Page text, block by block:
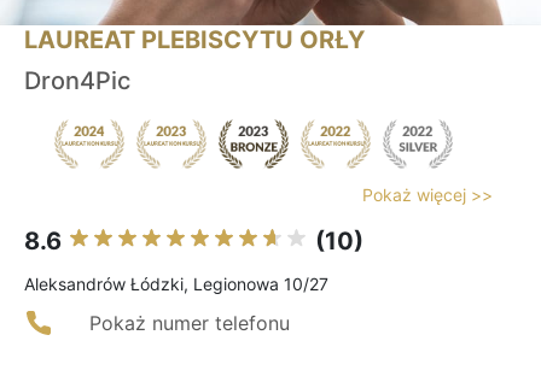
LAUREAT PLEBISCYTU ORŁY
Dron4Pic
Pokaż więcej >>
8.6 (10)
Aleksandrów Łódzki, Legionowa 10/27
Pokaż numer telefonu